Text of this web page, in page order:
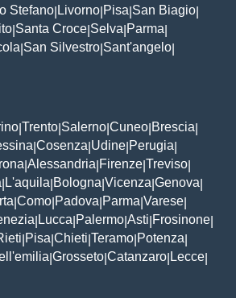
Stefano Livorno Pisa San Biagio
Santa Croce Selva Parma
San Silvestro Sant'angelo
Trento Salerno Cuneo Brescia
Cosenza Udine Perugia
Alessandria Firenze Treviso
L'aquila Bologna Vicenza Genova
Como Padova Parma Varese
Lucca Palermo Asti Frosinone
Pisa Chieti Teramo Potenza
Grosseto Catanzaro Lecce